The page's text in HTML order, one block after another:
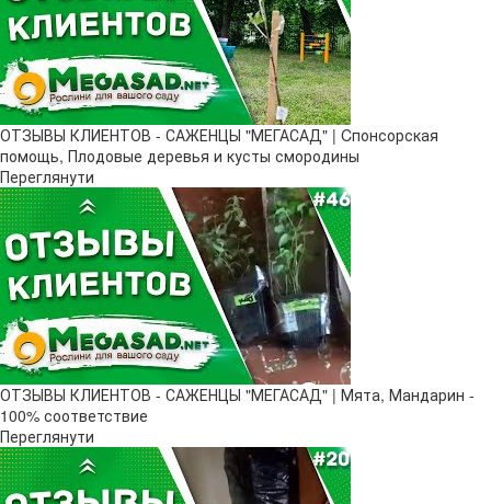
ОТЗЫВЫ КЛИЕНТОВ - САЖЕНЦЫ "МЕГАСАД" | Cпонсорская
помощь, Плодовые деревья и кусты смородины
Переглянути
ОТЗЫВЫ КЛИЕНТОВ - САЖЕНЦЫ "МЕГАСАД" | Мята, Мандарин -
100% соответствие
Переглянути